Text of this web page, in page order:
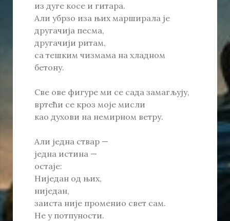
из дуге косе и гитара.
Али убрзо иза њих марширала је
другачија песма,
другачији ритам,
са тешким чизмама на хладном
бетону.
Све ове фигуре ми се сада замагљују,
вртећи се кроз моје мисли
као духови на немирном ветру.
Али једна ствар —
једна истина —
остаје:
Ниједан од њих,
ниједан,
заиста није променио свет сам.
Не у потпуности.